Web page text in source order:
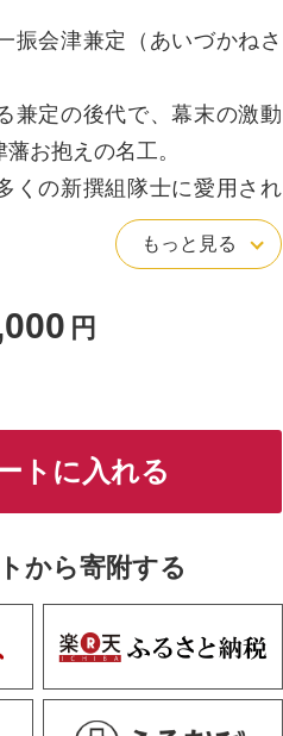
振会津兼定（あいづかねさ
兼定の後代で、幕末の激動
お抱えの名工。
くの新撰組隊士に愛用され
（互の目調）
（真鍮古美）
鍮古美）
もっと見る
円
トに入れる
から寄附する